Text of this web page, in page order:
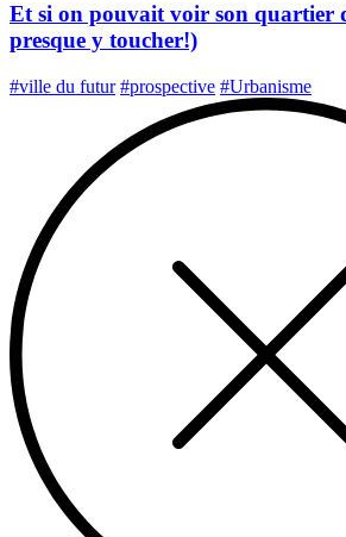
Et si on pouvait voir son quartier
presque y toucher!)
#ville du futur #prospective #Urbanisme